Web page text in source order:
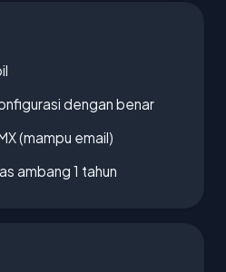
dengan benar
(mampu email)
ambang 1 tahun